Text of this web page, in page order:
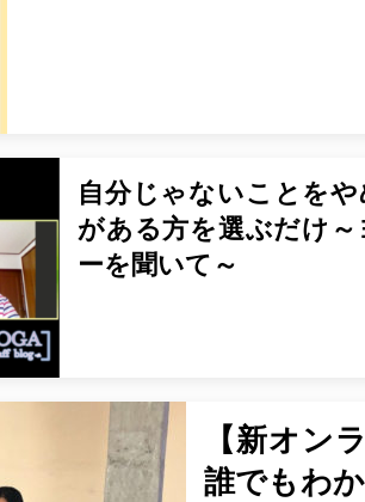
自分じゃないことを
がある方を選ぶだけ
ーを聞いて～
【新オン
誰でもわ